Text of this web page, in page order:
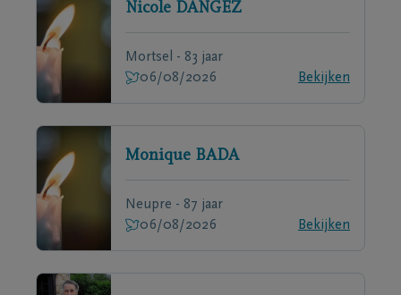
Nicole DANGEZ
Mortsel - 83 jaar
06/08/2026
Bekijken
Monique BADA
Neupre - 87 jaar
06/08/2026
Bekijken